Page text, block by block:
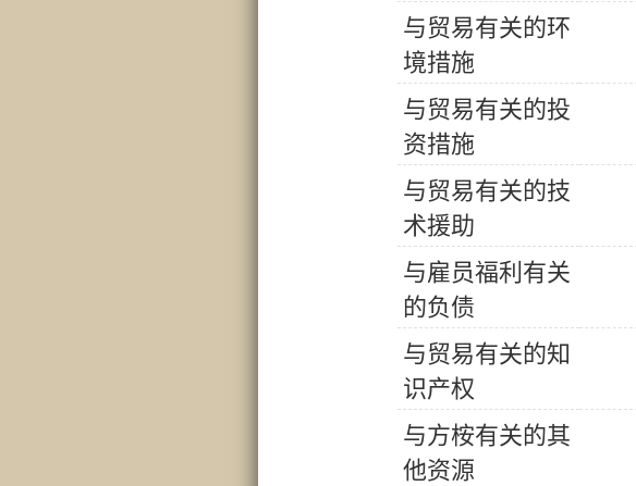
与贸易有关的环
境措施
与贸易有关的投
资措施
与贸易有关的技
术援助
与雇员福利 有关
的负债
与贸易有关的知
识产权
与方桉有关的其
他资源